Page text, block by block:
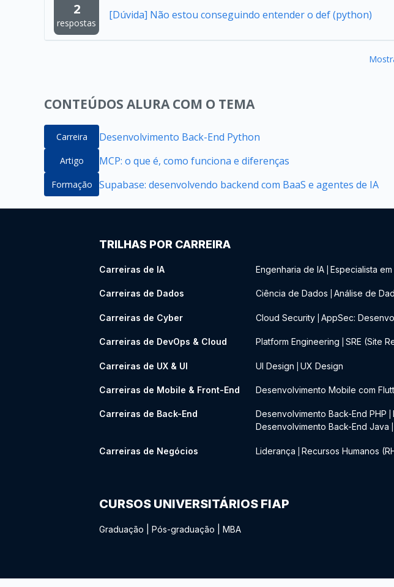
2
respostas
[Dúvida] Não estou conseguindo entender o def (python)
CONTEÚDOS ALURA COM O TEMA
Carreira Desenvolvimento Back-End Python
Artigo MCP: o que é, como funciona e diferenças
Formação Supabase: desenvolvendo backend com BaaS e agentes de IA
TRILHAS POR CARREIRA
Carreiras de IA Engenharia de IA Especialista em
Carreiras de Dados Ciência de Dados Análise de
Carreiras de Cyber Cloud Security AppSec:
Carreiras de DevOps & Cloud Platform Engineering SRE (Site
Carreiras de UX & UI UI Design UX Design
Carreiras de Mobile & Front-End Desenvolvimento Mobile com
Carreiras de Back-End Desenvolvimento Back-End PHP
Desenvolvimento Back-End Java
Carreiras de Negócios Liderança Recursos Humanos
CURSOS UNIVERSITÁRIOS FIAP
Graduação Pós-graduação MBA